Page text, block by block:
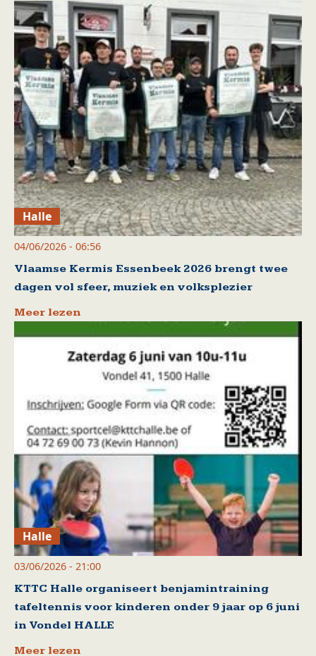
Halle
04/06/2026 - 06:56
Vlaamse Kermis Essenbeek 2026 brengt twee
dagen vol sfeer, muziek en volksplezier
Meer lezen
Halle
03/06/2026 - 21:00
KTTC Halle organiseert benjamintraining
tafeltennis voor kinderen onder 9 jaar op 6 juni
in Vondel HALLE
Meer lezen